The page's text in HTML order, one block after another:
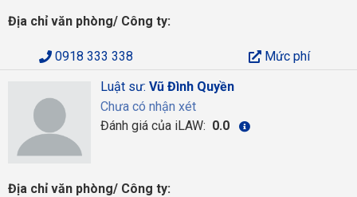
Địa chỉ văn phòng/ Công ty:
0918 333 338
Mức phí
Luật sư: Vũ Đình Quyền
Chưa có nhận xét
Đánh giá của iLAW: 0.0
Địa chỉ văn phòng/ Công ty: